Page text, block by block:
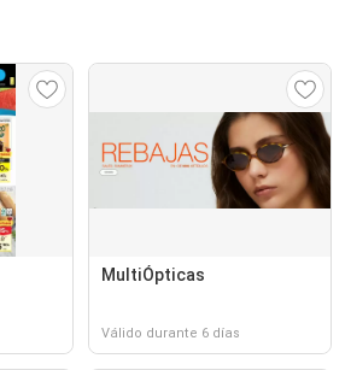
MultiÓpticas
Válido durante 6 días